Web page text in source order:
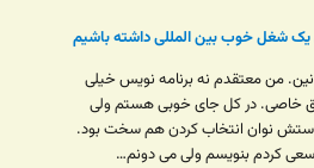
شغل خوب بین المللی داشته باشیم
من معتقدم نه برنامه نویس خیلی
خاصی. در کل جای خوبی هستم ولی
نوان انتخاب کردن هم سخت بود.
کردم بنویسم ولی می دونم…